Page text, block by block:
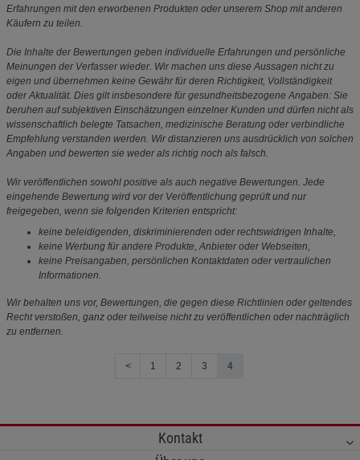
Erfahrungen mit den erworbenen Produkten oder unserem Shop mit anderen
Käufern zu teilen.
Die Inhalte der Bewertungen geben individuelle Erfahrungen und persönliche
Meinungen der Verfasser wieder. Wir machen uns diese Aussagen nicht zu
eigen und übernehmen keine Gewähr für deren Richtigkeit, Vollständigkeit
oder Aktualität. Dies gilt insbesondere für gesundheitsbezogene Angaben: Sie
beruhen auf subjektiven Einschätzungen einzelner Kunden und dürfen nicht als
wissenschaftlich belegte Tatsachen, medizinische Beratung oder verbindliche
Empfehlung verstanden werden. Wir distanzieren uns ausdrücklich von solchen
Angaben und bewerten sie weder als richtig noch als falsch.
Wir veröffentlichen sowohl positive als auch negative Bewertungen. Jede
eingehende Bewertung wird vor der Veröffentlichung geprüft und nur
freigegeben, wenn sie folgenden Kriterien entspricht:
keine beleidigenden, diskriminierenden oder rechtswidrigen Inhalte,
keine Werbung für andere Produkte, Anbieter oder Webseiten,
keine Preisangaben, persönlichen Kontaktdaten oder vertraulichen
Informationen.
Wir behalten uns vor, Bewertungen, die gegen diese Richtlinien oder geltendes
Recht verstoßen, ganz oder teilweise nicht zu veröffentlichen oder nachträglich
zu entfernen.
< 1 2 3 4
Kontakt